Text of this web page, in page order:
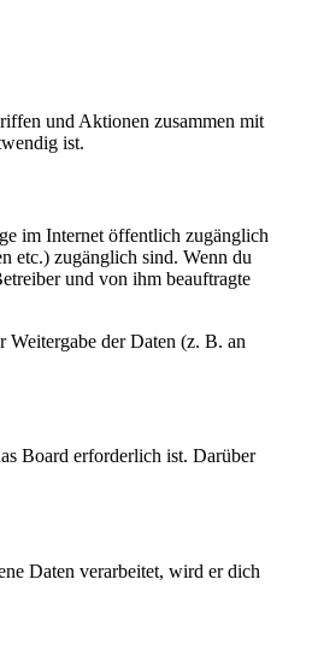
und Aktionen zusammen mit
ist.
im Internet öffentlich zugänglich
etc.) zugänglich sind. Wenn du
und von ihm beauftragte
der Daten (z. B. an
Board erforderlich ist. Darüber
Daten verarbeitet, wird er dich